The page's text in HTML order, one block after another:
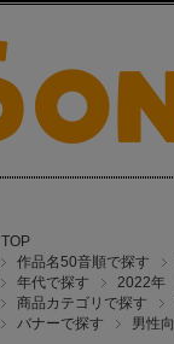
TOP
作品名50音順で探す
年代で探す
2022年
商品カテゴリで探す
バナーで探す
男性向